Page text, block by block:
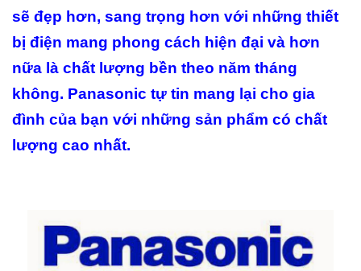
sẽ đẹp hơn, sang trọng hơn với những thiết
bị điện mang phong cách hiện đại và hơn
nữa là chất lượng bền theo năm tháng
không. Panasonic tự tin mang lại cho gia
đình của bạn với những sản phẩm có chất
lượng cao nhất.